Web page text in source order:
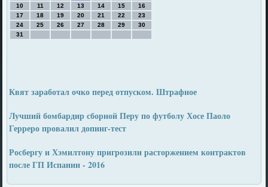
10
11 12 13 14 15
16
17
18 19 20 21 22
23
24
25 26 27 28 29
30
31
Квят заработал очко перед отпуском. Штрафное
Лучший бомбардир сборной Перу по футболу Хосе Паоло
Герреро провалил допинг-тест
Росбергу и Хэмилтону пригрозили расторжением контрактов
после ГП Испании - 2016